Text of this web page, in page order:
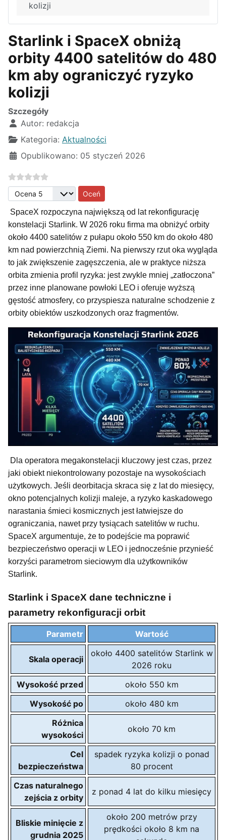
kolizji
Starlink i SpaceX obniżą
orbity 4400 satelitów do 480
km aby ograniczyć ryzyko
kolizji
Szczegóły
Autor: redakcja
Kategoria: Aktualności
Opublikowano: 05 styczeń 2026
Proszę, oceń
SpaceX rozpoczyna największą od lat rekonfigurację
konstelacji Starlink. W 2026 roku firma ma obniżyć orbity
około 4400 satelitów z pułapu około 550 km do około 480
km nad powierzchnią Ziemi. Na pierwszy rzut oka wygląda
to jak zwiększenie zagęszczenia, ale w praktyce niższa
orbita zmienia profil ryzyka: jest zwykle mniej „zatłoczona”
przez inne planowane powłoki LEO i oferuje wyższą
gęstość atmosfery, co przyspiesza naturalne schodzenie z
orbity obiektów uszkodzonych oraz fragmentów.
Dla operatora megakonstelacji kluczowy jest czas, przez
jaki obiekt niekontrolowany pozostaje na wysokościach
użytkowych. Jeśli deorbitacja skraca się z lat do miesięcy,
okno potencjalnych kolizji maleje, a ryzyko kaskadowego
narastania śmieci kosmicznych jest łatwiejsze do
ograniczania, nawet przy tysiącach satelitów w ruchu.
SpaceX argumentuje, że to podejście ma poprawić
bezpieczeństwo operacji w LEO i jednocześnie przynieść
korzyści parametrom sieciowym dla użytkowników
Starlink.
Starlink i SpaceX dane techniczne i
parametry rekonfiguracji orbit
Parametr Wartość
Skala operacji
około 4400 satelitów Starlink w
2026 roku
Wysokość przed
około 550 km
Wysokość po
około 480 km
Różnica
wysokości
około 70 km
Cel
bezpieczeństwa
spadek ryzyka kolizji o ponad
80 procent
Czas naturalnego
zejścia z orbity
z ponad 4 lat do kilku miesięcy
Bliskie minięcie z
grudnia 2025
około 200 metrów przy
prędkości około 8 km na